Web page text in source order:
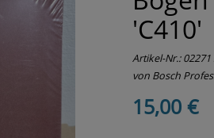
'C410'
Artikel-Nr.:02271
von Bosch
15,00 €